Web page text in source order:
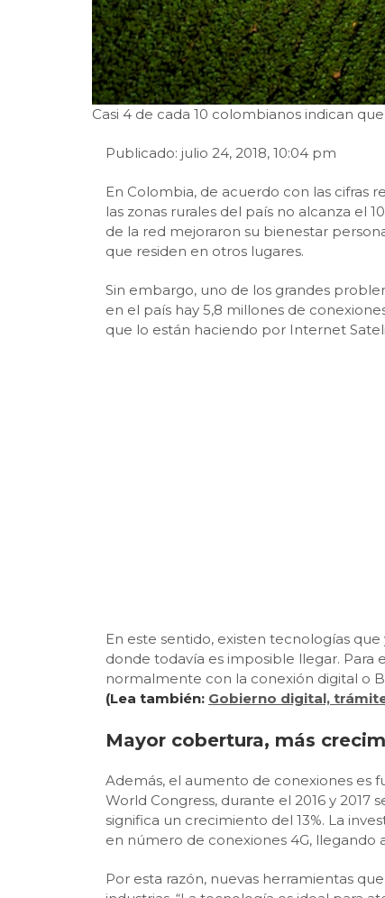
Casi 4 de cada 10 colombianos indican
Publicado: julio 24, 2018, 10:04 pm
En Colombia, de acuerdo con las cifras
las zonas rurales del país no alcanza el
de la red mejoraron su bienestar
que residen en otros lugares.
Sin embargo, uno de los grandes
en el país hay 5,8 millones de
que lo están haciendo por Internet
En este sentido, existen tecnologías
donde todavía es imposible llegar. Para
normalmente con la conexión digital o
(Lea también: Gobierno digital,
Mayor cobertura, más
Además, el aumento de conexiones es
World Congress, durante el 2016 y
significa un crecimiento del 13%. La
en número de conexiones 4G, llegando a
Por esta razón, nuevas herramientas